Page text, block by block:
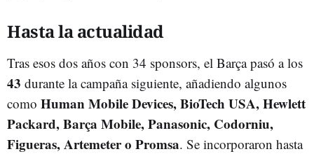
Hasta la actualidad
Tras esos dos años con 34 sponsors, el Barça pasó a los
43 durante la campaña siguiente, añadiendo algunos
como Human Mobile Devices, BioTech USA, Hewlett
Packard, Barça Mobile, Panasonic, Codorniu,
Figueras, Artemeter o Promsa. Se incorporaron hasta